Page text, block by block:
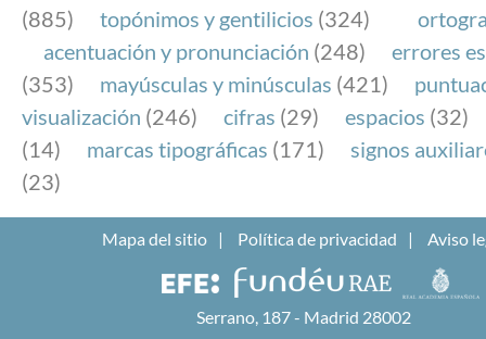
(885)
topónimos y gentilicios (324)
acentuación y pronunciación (248)
errores
(353)
mayúsculas y minúsculas (421)
visualización (246) cifras (29) espacios (32)
(14)
marcas tipográficas (171)
signos
(23)
Mapa del sitio Política de privacidad Aviso
Serrano, 187 - Madrid 28002